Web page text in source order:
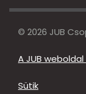
© 2026 JUB
A JUB
Sütik